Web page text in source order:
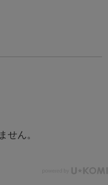
せん。